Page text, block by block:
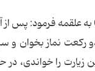
علقمه فرمود: پس از
رکعت نماز بخوان و
زیارت را خواندی، در